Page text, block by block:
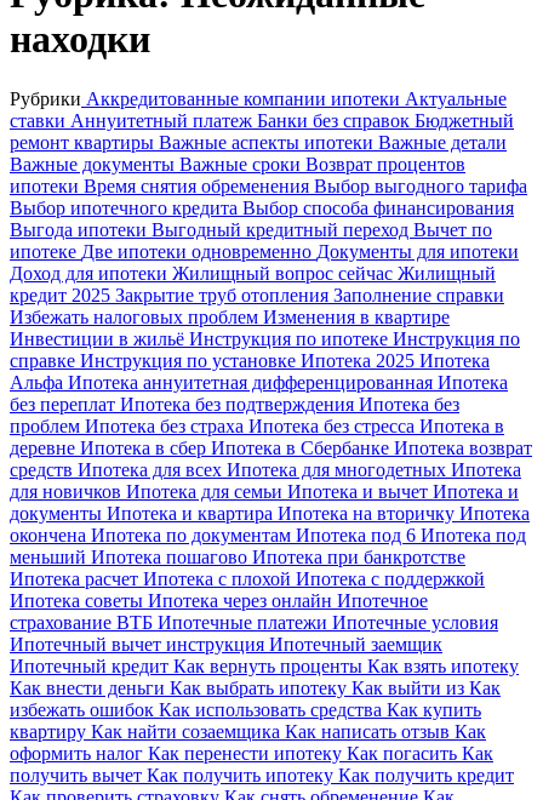
находки
Рубрики Аккредитованные компании ипотеки Актуальные
ставки Аннуитетный платеж Банки без справок Бюджетный
ремонт квартиры Важные аспекты ипотеки Важные детали
Важные документы Важные сроки Возврат процентов
ипотеки Время снятия обременения Выбор выгодного тарифа
Выбор ипотечного кредита Выбор способа финансирования
Выгода ипотеки Выгодный кредитный переход Вычет по
ипотеке Две ипотеки одновременно Документы для ипотеки
Доход для ипотеки Жилищный вопрос сейчас Жилищный
кредит 2025 Закрытие труб отопления Заполнение справки
Избежать налоговых проблем Изменения в квартире
Инвестиции в жильё Инструкция по ипотеке Инструкция по
справке Инструкция по установке Ипотека 2025 Ипотека
Альфа Ипотека аннуитетная дифференцированная Ипотека
без переплат Ипотека без подтверждения Ипотека без
проблем Ипотека без страха Ипотека без стресса Ипотека в
деревне Ипотека в сбер Ипотека в Сбербанке Ипотека возврат
средств Ипотека для всех Ипотека для многодетных Ипотека
для новичков Ипотека для семьи Ипотека и вычет Ипотека и
документы Ипотека и квартира Ипотека на вторичку Ипотека
окончена Ипотека по документам Ипотека под 6 Ипотека под
меньший Ипотека пошагово Ипотека при банкротстве
Ипотека расчет Ипотека с плохой Ипотека с поддержкой
Ипотека советы Ипотека через онлайн Ипотечное
страхование ВТБ Ипотечные платежи Ипотечные условия
Ипотечный вычет инструкция Ипотечный заемщик
Ипотечный кредит Как вернуть проценты Как взять ипотеку
Как внести деньги Как выбрать ипотеку Как выйти из Как
избежать ошибок Как использовать средства Как купить
квартиру Как найти созаемщика Как написать отзыв Как
оформить налог Как перенести ипотеку Как погасить Как
получить вычет Как получить ипотеку Как получить кредит